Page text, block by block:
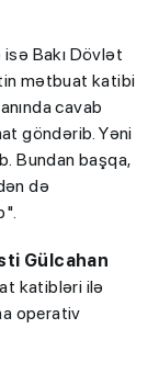
Bakı Dövlət
mətbuat katibi
cavab
göndərib. Yəni
Bundan başqa,
də
Gülcahan
katibləri ilə
operativ